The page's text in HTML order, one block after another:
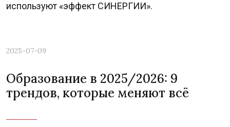
используют «эффект СИНЕРГИИ».
2025-07-09
Образование в 2025/2026: 9
трендов, которые меняют всё